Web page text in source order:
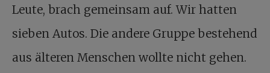
Leute, brach gemeinsam auf. Wir hatten
sieben Autos. Die andere Gruppe bestehend
aus älteren Menschen wollte nicht gehen.